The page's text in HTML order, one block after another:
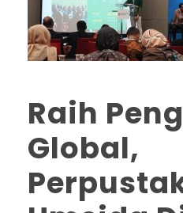
Raih
Global,